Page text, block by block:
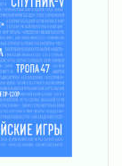
пока не